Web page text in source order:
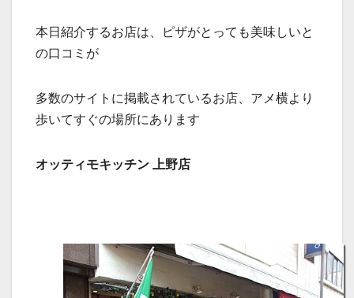
本日紹介するお店は、ピザがとっても美味しいと
の口コミが
多数のサイトに掲載されているお店、アメ横より
歩いてすぐの場所にあります
オッティモキッチン 上野店